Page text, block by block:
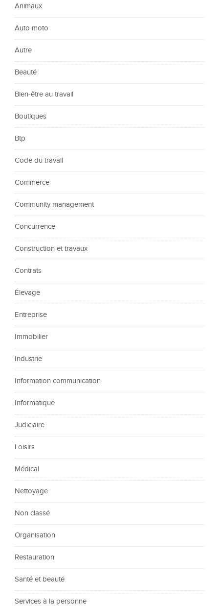
Animaux
Auto moto
Autre
Beauté
Bien-être au travail
Boutiques
Btp
Code du travail
Commerce
Community management
Concurrence
Construction et travaux
Contrats
Élevage
Entreprise
Immobilier
Industrie
Information communication
Informatique
Judiciaire
Loisirs
Médical
Nettoyage
Non classé
Organisation
Restauration
Santé et beauté
Services à la personne